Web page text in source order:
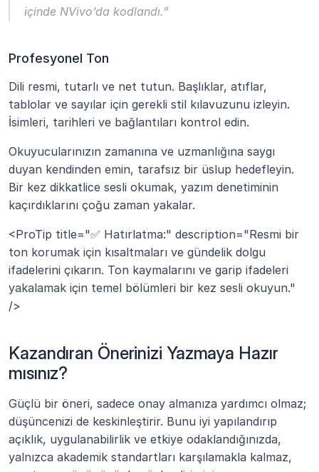
içinde NVivo’da kodlandı.”
Profesyonel Ton
Dili resmi, tutarlı ve net tutun. Başlıklar, atıflar,
tablolar ve sayılar için gerekli stil kılavuzunu izleyin.
İsimleri, tarihleri ve bağlantıları kontrol edin.
Okuyucularınızın zamanına ve uzmanlığına saygı
duyan kendinden emin, tarafsız bir üslup hedefleyin.
Bir kez dikkatlice sesli okumak, yazım denetiminin
kaçırdıklarını çoğu zaman yakalar.
<ProTip title="✅ Hatırlatma:" description="Resmi bir
ton korumak için kısaltmaları ve gündelik dolgu
ifadelerini çıkarın. Ton kaymalarını ve garip ifadeleri
yakalamak için temel bölümleri bir kez sesli okuyun."
/>
Kazandıran Önerinizi Yazmaya Hazır
mısınız?
Güçlü bir öneri, sadece onay almanıza yardımcı olmaz;
düşüncenizi de keskinleştirir. Bunu iyi yapılandırıp
açıklık, uygulanabilirlik ve etkiye odaklandığınızda,
yalnızca akademik standartları karşılamakla kalmaz,